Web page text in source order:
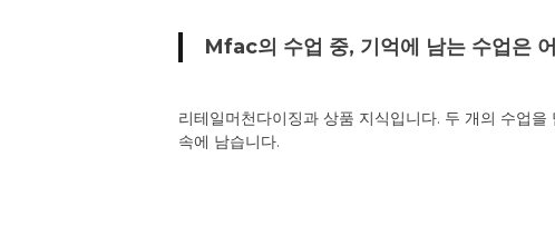
Mfac의 수업 중, 기억에 남는 수업은
리테일머천다이징과 상품 지식입니다. 두 개의 수업
속에 남습니다.